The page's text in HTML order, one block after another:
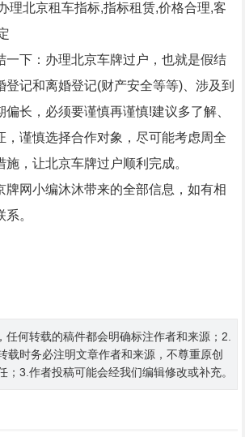
理北京租车指标,指标租赁,价格合理,客
一下：办理北京车牌过户，也就是假结
登记和离婚登记(财产安全等等)、涉及到
长，必须要谨慎再谨慎!建议多了解、
，谨慎选择合作对象，尽可能考虑周全
施，让北京车牌过户顺利完成。​​​
牌网小编沐沐带来的全部信息，如有相
。
任何转载的稿件都会明确标注作者和来源；2.
载时务必注明文章作者和来源，不尊重原创
；3.作者投稿可能会经我们编辑修改或补充。